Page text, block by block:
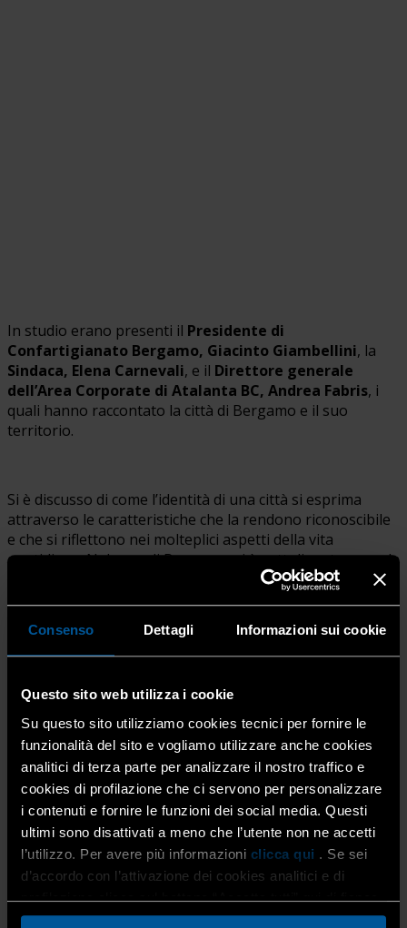
Consenso Dettagli Informazioni sui cookie
Questo sito web utilizza i cookie
Su questo sito utilizziamo cookies tecnici per fornire le
funzionalità del sito e vogliamo utilizzare anche cookies
analitici di terza parte per analizzare il nostro traffico e
cookies di profilazione che ci servono per personalizzare
i contenuti e fornire le funzioni dei social media. Questi
ultimi sono disattivati a meno che l’utente non ne accetti
l’utilizzo. Per avere più informazioni clicca qui . Se sei
d’accordo con l’attivazione dei cookies analitici e di
profilazione clicca sul bottone “Accetta tutti” qui di fianco.
In studio erano presenti il Presidente di
Confartigianato Bergamo, Giacinto Giambellini, la
Sindaca, Elena Carnevali, e il Direttore generale
dell’Area Corporate di Atalanta BC, Andrea Fabris, i
quali hanno raccontato la città di Bergamo e il suo
territorio.
Si è discusso di come l’identità di una città si esprima
attraverso le caratteristiche che la rendono riconoscibile
e che si riflettono nei molteplici aspetti della vita
quotidiana. Nel caso di Bergamo, si è sottolineato come la
cultura del lavoro, il valore e la dignità dell’operosità
vita: in soli quattro anni, la città è passata dalla 52ª alla 1ª
posizione in Italia.
Sono stati analizzati diversi indicatori, dall’equilibrio tra
patrimoni e costo della vita alla capacità attrattiva per le
imprese e i lavoratori, fino agli ambiti della cultura, del
tempo libero e del quoziente di sportività.
Un simbolo di questo percorso è ilforte attaccamento
all’Atalanta di Gasperini, squadra che continua a
rafforzare il forte legame con il territorio, mantenendo
una visione internazionale e, nel frattempo, coltivando il